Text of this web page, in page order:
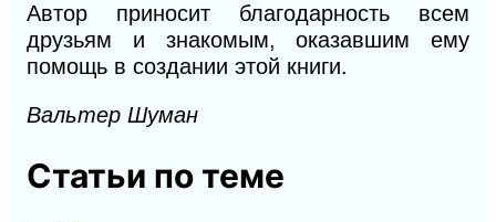
Автор приносит благодарность всем
друзьям и знакомым, оказавшим ему
помощь в создании этой книги.
Вальтер Шуман
Статьи по теме